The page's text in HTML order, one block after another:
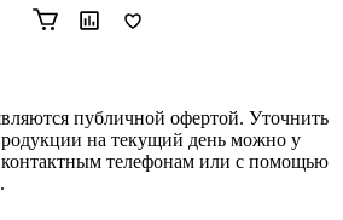
публичной офертой. Уточнить
на текущий день можно у
телефонам или с помощью